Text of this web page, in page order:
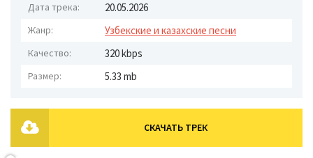
Дата трека: 20.05.2026
Жанр: Узбекские и казахские песни
Качество: 320 kbps
Размер: 5.33 mb
СКАЧАТЬ ТРЕК